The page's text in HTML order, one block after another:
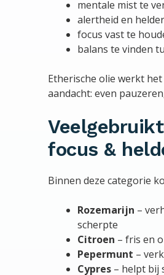
mentale mist te
alertheid en
focus vast te
balans te vinden
Etherische olie werkt
aandacht: even
focus &
Binnen deze categorie
Rozemarijn –
scherpte
Citroen – fris en
Pepermunt –
Cypres – helpt bij